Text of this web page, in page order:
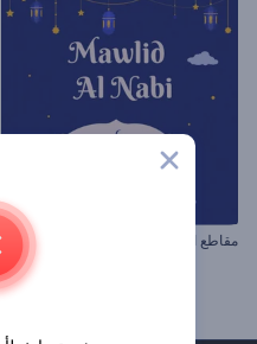
مقاطع المولد النبوي